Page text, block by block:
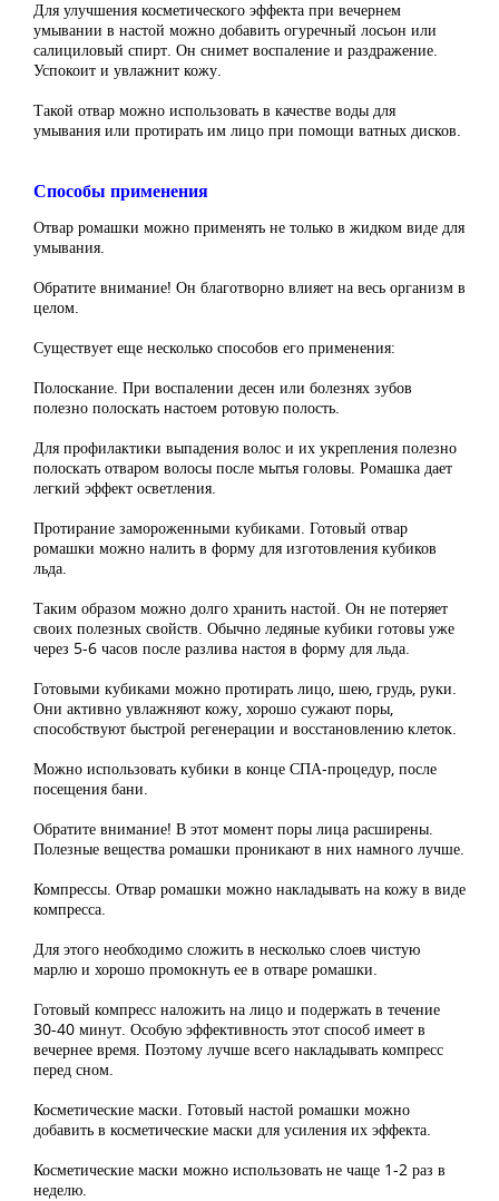
Для улучшения косметического эффекта при вечернем
умывании в настой можно добавить огуречный лосьон или
салициловый спирт. Он снимет воспаление и раздражение.
Успокоит и увлажнит кожу.
Такой отвар можно использовать в качестве воды для
умывания или протирать им лицо при помощи ватных дисков.
Способы применения
Отвар ромашки можно применять не только в жидком виде для
умывания.
Обратите внимание! Он благотворно влияет на весь организм в
целом.
Существует еще несколько способов его применения:
Полоскание. При воспалении десен или болезнях зубов
полезно полоскать настоем ротовую полость.
Для профилактики выпадения волос и их укрепления полезно
полоскать отваром волосы после мытья головы. Ромашка дает
легкий эффект осветления.
Протирание замороженными кубиками. Готовый отвар
ромашки можно налить в форму для изготовления кубиков
льда.
Таким образом можно долго хранить настой. Он не потеряет
своих полезных свойств. Обычно ледяные кубики готовы уже
через 5-6 часов после разлива настоя в форму для льда.
Готовыми кубиками можно протирать лицо, шею, грудь, руки.
Они активно увлажняют кожу, хорошо сужают поры,
способствуют быстрой регенерации и восстановлению клеток.
Можно использовать кубики в конце СПА-процедур, после
посещения бани.
Обратите внимание! В этот момент поры лица расширены.
Полезные вещества ромашки проникают в них намного лучше.
Компрессы. Отвар ромашки можно накладывать на кожу в виде
компресса.
Для этого необходимо сложить в несколько слоев чистую
марлю и хорошо промокнуть ее в отваре ромашки.
Готовый компресс наложить на лицо и подержать в течение
30-40 минут. Особую эффективность этот способ имеет в
вечернее время. Поэтому лучше всего накладывать компресс
перед сном.
Косметические маски. Готовый настой ромашки можно
добавить в косметические маски для усиления их эффекта.
Косметические маски можно использовать не чаще 1-2 раз в
неделю.